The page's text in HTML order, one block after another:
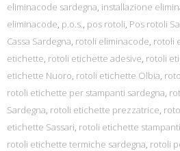
eliminacode sardegna, installazione
eliminacode, p.o.s., pos rotoli, Pos rotoli
Cassa Sardegna, rotoli eliminacode, rotoli
etichette, rotoli etichette adesive, rotoli
etichette Nuoro, rotoli etichette Olbia,
rotoli etichette per stampanti sardegna,
Sardegna, rotoli etichette prezzatrice,
etichette Sassari, rotoli etichette stampanti
rotoli etichette termiche sardegna, rotoli